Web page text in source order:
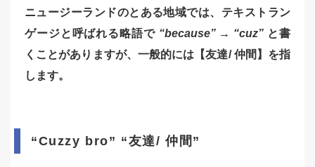
ニュージーランドのとある地域では、テキストラン
ゲージと呼ばれる略語で “because”→ “cuz” と書
くことがありますが、一般的には【友達/ 仲間】を指
します。
“Cuzzy bro” “友達/ 仲間”